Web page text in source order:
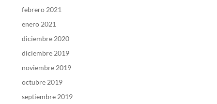
febrero 2021
enero 2021
diciembre 2020
diciembre 2019
noviembre 2019
octubre 2019
septiembre 2019